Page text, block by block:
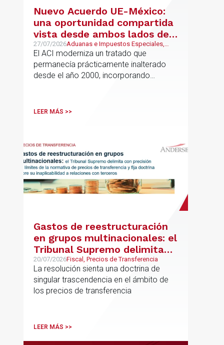
Nuevo Acuerdo UE-México:
una oportunidad compartida
vista desde ambos lados del
Atlántico
27/07/2026Aduanas e Impuestos Especiales,
Mexican Desk
El ACI moderniza un tratado que
permanecía prácticamente inalterado
desde el año 2000, incorporando
LEER MÁS >>
Gastos de reestructuración
en grupos multinacionales: el
Tribunal Supremo delimita
con precisión los límites de la
normativa de precios de
transferencia y fija doctrina
sobre su inaplicabilidad a
20/07/2026Fiscal, Precios de Transferencia
La resolución sienta una doctrina de
singular trascendencia en el ámbito de
los precios de transferencia
LEER MÁS >>